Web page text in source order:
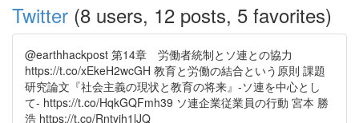
Twitter (8 users, 12 posts, 5 favorites)
@earthhackpost 第14章 労働者統制とソ連との協力
https://t.co/xEkeH2wcGH 教育と労働の結合という原則 課題
研究論文『社会主義の現状と教育の将来』-ソ連を中心とし
て- https://t.co/HqkGQFmh39 ソ連企業従業員の行動 宮本 勝
浩 https://t.co/Rntyjh1lJQ